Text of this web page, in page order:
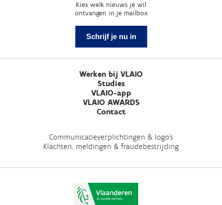
Kies welk nieuws je wil
ontvangen in je mailbox
Schrijf je nu in
Werken bij VLAIO
Studies
VLAIO-app
VLAIO AWARDS
Contact
Communicatieverplichtingen & logo's
Klachten, meldingen & fraudebestrijding